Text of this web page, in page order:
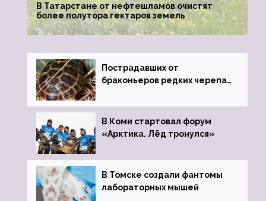
В Татарстане от нефтешламов очистят
более полутора гектаров земель
Пострадавших от
браконьеров редких черепах
зоопарк
В Коми стартовал форум
«Арктика. Лёд тронулся»
В Томске создали фантомы
лабораторных мышей